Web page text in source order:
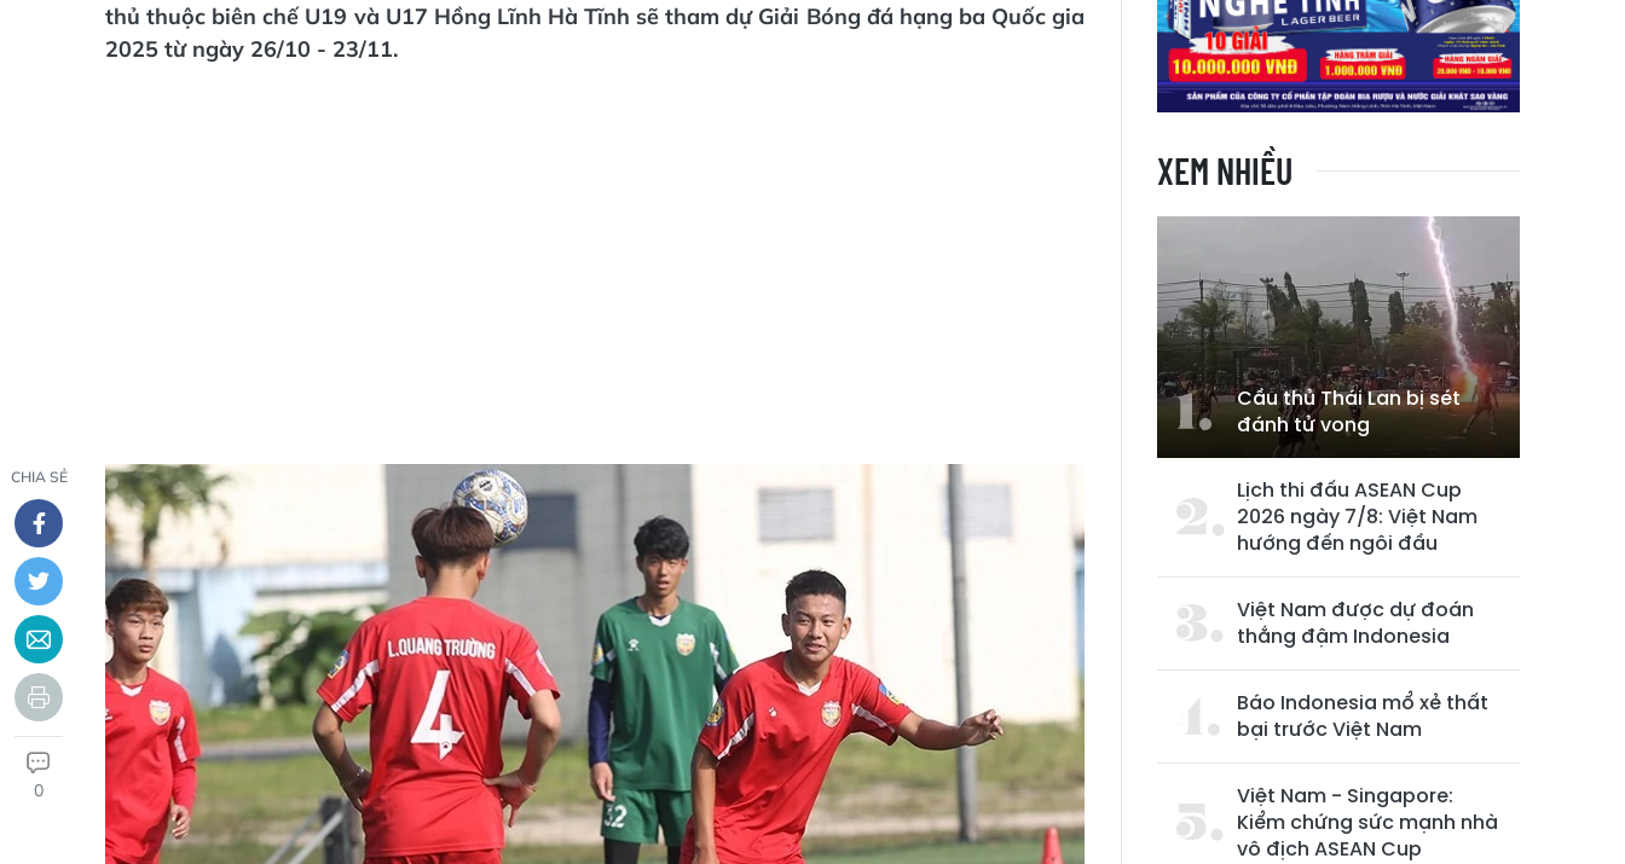
thủ thuộc biên chế U19 và U17 Hồng Lĩnh Hà Tĩnh sẽ tham dự Giải Bóng đá hạng ba Quốc gia
2025 từ ngày 26/10 - 23/11.
CHIA SẺ
0
XEM NHIỀU
Cầu thủ Thái Lan bị sét
đánh tử vong
Lịch thi đấu ASEAN Cup
2026 ngày 7/8: Việt Nam
hướng đến ngôi đầu
Việt Nam được dự đoán
thắng đậm Indonesia
Báo Indonesia mổ xẻ thất
bại trước Việt Nam
Việt Nam - Singapore:
Kiểm chứng sức mạnh nhà
vô địch ASEAN Cup